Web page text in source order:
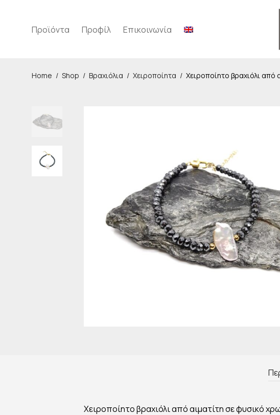
Προϊόντα Προφίλ Επικοινωνία
Home / Shop / Βραχιόλια / Χειροποίητα / Χειροποίητο βραχιόλι από
Χειροποίητο βραχιόλι από αιματίτη σε φυσικό